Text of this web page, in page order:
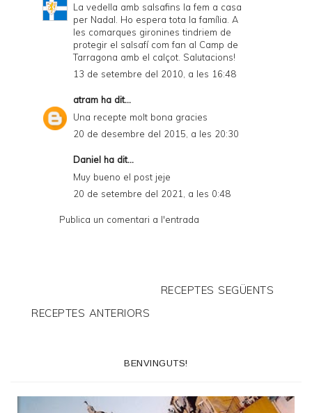
La vedella amb salsafins la fem a casa
per Nadal. Ho espera tota la família. A
les comarques gironines tindriem de
protegir el salsafí com fan al Camp de
Tarragona amb el calçot. Salutacions!
13 de setembre del 2010, a les 16:48
atram ha dit...
Una recepte molt bona gracies
20 de desembre del 2015, a les 20:30
Daniel ha dit...
Muy bueno el post jeje
20 de setembre del 2021, a les 0:48
Publica un comentari a l'entrada
RECEPTES SEGÜENTS
RECEPTES ANTERIORS
BENVINGUTS!